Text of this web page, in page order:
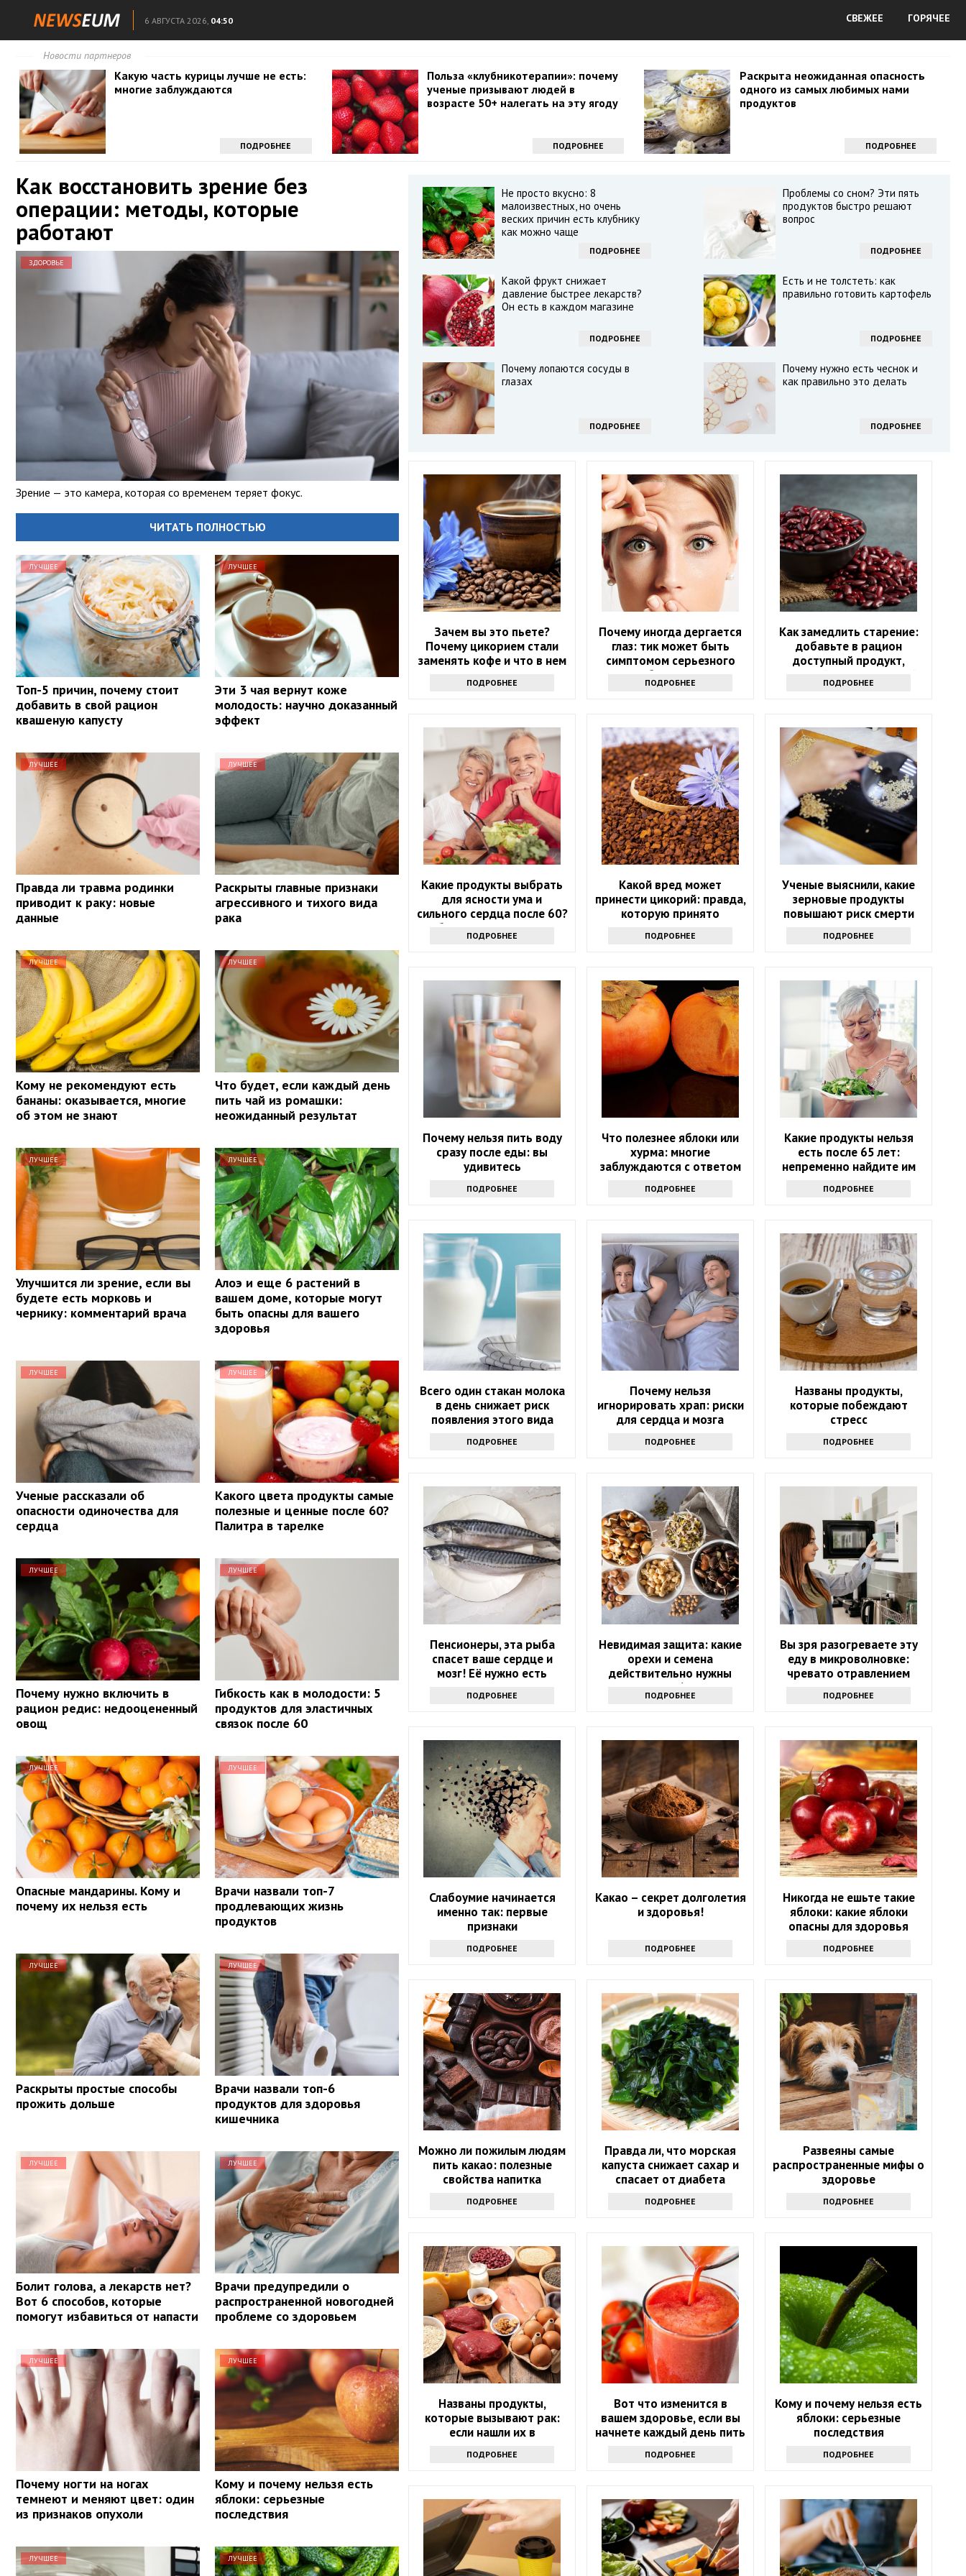
6 АВГУСТА 2026, 04:50 СВЕЖЕЕ ГОРЯЧЕЕ
Новости партнеров
Какую часть курицы лучше не есть:
многие заблуждаются
ПОДРОБНЕЕ
Польза «клубникотерапии»: почему
ученые призывают людей в
возрасте 50+ налегать на эту ягоду
ПОДРОБНЕЕ
Раскрыта неожиданная опасность
одного из самых любимых нами
продуктов
ПОДРОБНЕЕ
Как восстановить зрение без
операции: методы, которые
работают
ЗДОРОВЬЕ
Зрение — это камера, которая со временем теряет фокус.
ЧИТАТЬ ПОЛНОСТЬЮ
ЛУЧШЕЕ
Топ-5 причин, почему стоит
добавить в свой рацион
квашеную капусту
ЛУЧШЕЕ
Эти 3 чая вернут коже
молодость: научно доказанный
эффект
ЛУЧШЕЕ
Правда ли травма родинки
приводит к раку: новые
данные
ЛУЧШЕЕ
Раскрыты главные признаки
агрессивного и тихого вида
рака
ЛУЧШЕЕ
Кому не рекомендуют есть
бананы: оказывается, многие
об этом не знают
ЛУЧШЕЕ
Что будет, если каждый день
пить чай из ромашки:
неожиданный результат
ЛУЧШЕЕ
Улучшится ли зрение, если вы
будете есть морковь и
чернику: комментарий врача
ЛУЧШЕЕ
Алоэ и еще 6 растений в
вашем доме, которые могут
быть опасны для вашего
здоровья
ЛУЧШЕЕ
Ученые рассказали об
опасности одиночества для
сердца
ЛУЧШЕЕ
Какого цвета продукты самые
полезные и ценные после 60?
Палитра в тарелке
ЛУЧШЕЕ
Почему нужно включить в
рацион редис: недооцененный
овощ
ЛУЧШЕЕ
Гибкость как в молодости: 5
продуктов для эластичных
связок после 60
ЛУЧШЕЕ
Опасные мандарины. Кому и
почему их нельзя есть
ЛУЧШЕЕ
Врачи назвали топ-7
продлевающих жизнь
продуктов
ЛУЧШЕЕ
Раскрыты простые способы
прожить дольше
ЛУЧШЕЕ
Врачи назвали топ-6
продуктов для здоровья
кишечника
ЛУЧШЕЕ
Болит голова, а лекарств нет?
Вот 6 способов, которые
помогут избавиться от напасти
ЛУЧШЕЕ
Врачи предупредили о
распространенной новогодней
проблеме со здоровьем
ЛУЧШЕЕ
Почему ногти на ногах
темнеют и меняют цвет: один
из признаков опухоли
ЛУЧШЕЕ
Кому и почему нельзя есть
яблоки: серьезные
последствия
ЛУЧШЕЕ ЛУЧШЕЕ
Не просто вкусно: 8
малоизвестных, но очень
веских причин есть клубнику
как можно чаще
ПОДРОБНЕЕ
Проблемы со сном? Эти пять
продуктов быстро решают
вопрос
ПОДРОБНЕЕ
Какой фрукт снижает
давление быстрее лекарств?
Он есть в каждом магазине
ПОДРОБНЕЕ
Есть и не толстеть: как
правильно готовить картофель
ПОДРОБНЕЕ
Почему лопаются сосуды в
глазах
ПОДРОБНЕЕ
Почему нужно есть чеснок и
как правильно это делать
ПОДРОБНЕЕ
Зачем вы это пьете?
Почему цикорием стали
заменять кофе и что в нем
ПОДРОБНЕЕ
Почему иногда дергается
глаз: тик может быть
симптомом серьезного
заболевания
ПОДРОБНЕЕ
Как замедлить старение:
добавьте в рацион
доступный продукт,
который есть на каждой
кухне
ПОДРОБНЕЕ
Какие продукты выбрать
для ясности ума и
сильного сердца после 60?
Обратите внимание на
этот список
ПОДРОБНЕЕ
Какой вред может
принести цикорий: правда,
которую принято
ПОДРОБНЕЕ
Ученые выяснили, какие
зерновые продукты
повышают риск смерти
ПОДРОБНЕЕ
Почему нельзя пить воду
сразу после еды: вы
удивитесь
ПОДРОБНЕЕ
Что полезнее яблоки или
хурма: многие
заблуждаются с ответом
ПОДРОБНЕЕ
Какие продукты нельзя
есть после 65 лет:
непременно найдите им
ПОДРОБНЕЕ
Всего один стакан молока
в день снижает риск
появления этого вида
только молоко
ПОДРОБНЕЕ
Почему нельзя
игнорировать храп: риски
для сердца и мозга
ПОДРОБНЕЕ
Названы продукты,
которые побеждают
стресс
ПОДРОБНЕЕ
Пенсионеры, эта рыба
спасет ваше сердце и
мозг! Её нужно есть
ПОДРОБНЕЕ
Невидимая защита: какие
орехи и семена
действительно нужны
после 60?
ПОДРОБНЕЕ
Вы зря разогреваете эту
еду в микроволновке:
чревато отравлением
ПОДРОБНЕЕ
Слабоумие начинается
именно так: первые
признаки
ПОДРОБНЕЕ
Какао – секрет долголетия
и здоровья!
ПОДРОБНЕЕ
Никогда не ешьте такие
яблоки: какие яблоки
опасны для здоровья
ПОДРОБНЕЕ
Можно ли пожилым людям
пить какао: полезные
свойства напитка
ПОДРОБНЕЕ
Правда ли, что морская
капуста снижает сахар и
спасает от диабета
ПОДРОБНЕЕ
Развеяны самые
распространенные мифы о
здоровье
ПОДРОБНЕЕ
Названы продукты,
которые вызывают рак:
если нашли их в
выбрасывайте
ПОДРОБНЕЕ
Вот что изменится в
вашем здоровье, если вы
начнете каждый день пить
томатный сок
ПОДРОБНЕЕ
Кому и почему нельзя есть
яблоки: серьезные
последствия
ПОДРОБНЕЕ